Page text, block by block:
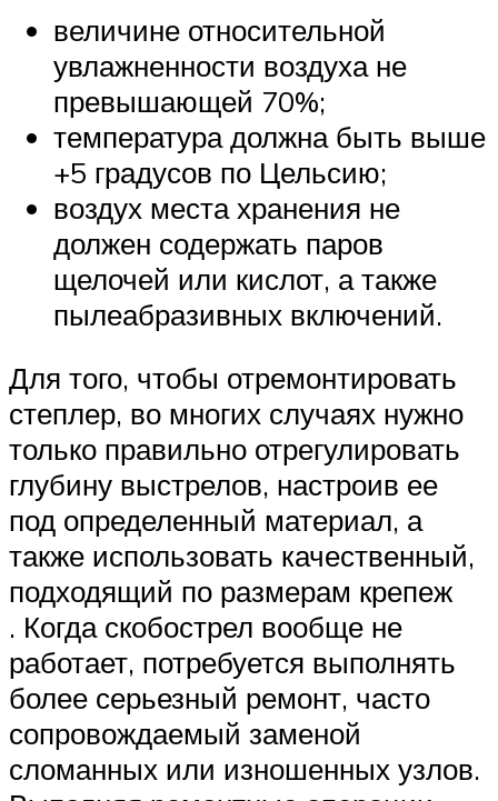
величине относительной
увлажненности воздуха не
превышающей 70%;
температура должна быть выше
+5 градусов по Цельсию;
воздух места хранения не
должен содержать паров
щелочей или кислот, а также
пылеабразивных включений.
Для того, чтобы отремонтировать
степлер, во многих случаях нужно
только правильно отрегулировать
глубину выстрелов, настроив ее
под определенный материал, а
также использовать качественный,
подходящий по размерам крепеж
. Когда скобострел вообще не
работает, потребуется выполнять
более серьезный ремонт, часто
сопровождаемый заменой
сломанных или изношенных узлов.